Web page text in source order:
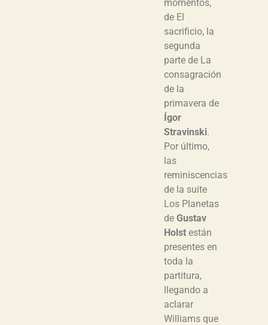
momentos,
de El
sacrificio, la
segunda
parte de La
consagración
de la
primavera de
Ígor
Stravinski.
Por último,
las
reminiscencias
de la suite
Los Planetas
de Gustav
Holst están
presentes en
toda la
partitura,
llegando a
aclarar
Williams que